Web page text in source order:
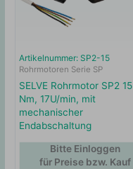
Artikelnummer: SP2-15
Rohrmotoren Serie SP
SELVE Rohrmotor SP2 15
Nm, 17U/min, mit
mechanischer
Endabschaltung
Bitte Einloggen
für Preise bzw. Kauf